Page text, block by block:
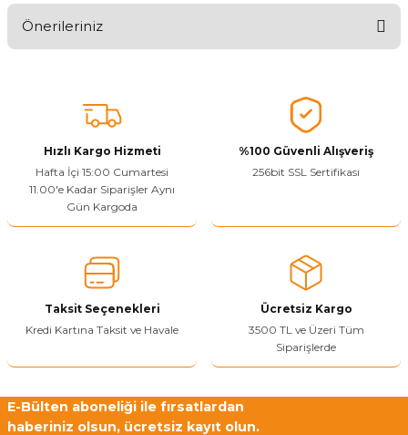
Ürünü Değerlendir
Önerileriniz
tarafımıza iletebilirsiniz.
Görüş ve önerileriniz için teşekkür ederiz.
Ürün resmi kalitesiz, bozuk veya görüntülenemiyor.
Ürün açıklamasında eksik bilgiler bulunuyor.
Sitenize Pek Güvenemedim
Bu ürüne benzer farklı alternatifler olmalı.
Yetkiliye Gönder
Hızlı Kargo Hizmeti
Hafta İçi 15:00 Cumartesi
11.00'e Kadar Siparişler Aynı
Gün Kargoda
%100 Güvenli Alışveriş
256bit SSL Sertifikası
Taksit Seçenekleri
Kredi Kartına Taksit ve Havale
Ücretsiz Kargo
3500 TL ve Üzeri Tüm
Siparişlerde
E-Bülten aboneliği ile fırsatlardan
haberiniz olsun, ücretsiz kayıt olun.